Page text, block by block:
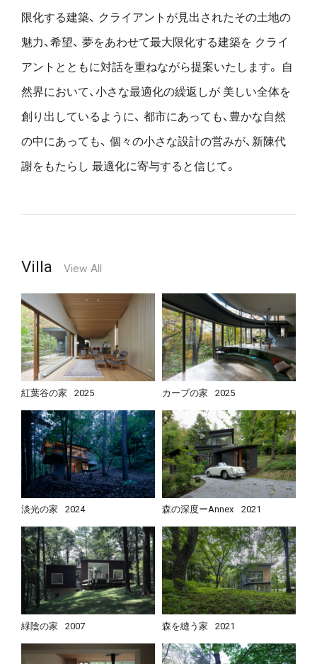
限化する建築、 クライアントが見出されたその土地の
魅力、希望、 夢をあわせて最大限化する建築を クライ
アントとともに対話を重ねながら提案いたします。
自
然界において、小さな最適化の繰返しが 美しい全体を
創り出しているように、 都市にあっても、豊かな自然
の中にあっても、 個々の小さな設計の営みが、新陳代
謝をもたらし 最適化に寄与すると信じて。
Villa View All
紅葉谷の家 2025 カーブの家 2025
淡光の家 2024 森の深度ーAnnex 2021
緑陰の家 2007 森を縫う家 2021